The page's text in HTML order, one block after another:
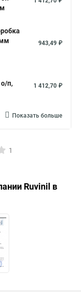
943,49 ₽
п,
1 412,70 ₽
Показать больше
1
Ruvinil в